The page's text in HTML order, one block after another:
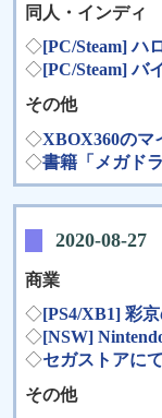
同人・インディ
◇[PC/Steam] ハ
◇[PC/Steam] バ
その他
◇XBOX360のマ
◇書籍「メガド
2020-08-27
商業
◇[PS4/XB1] 彩
◇[NSW]
◇セガストアに
その他